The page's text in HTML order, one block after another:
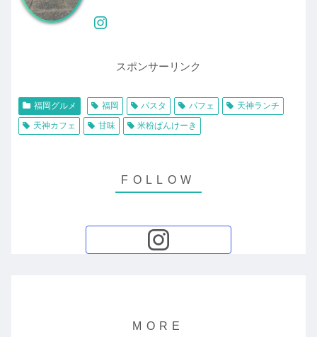
スポンサーリンク
福岡グルメ 福岡 パスタ パフェ
天神ランチ
天神カフェ
甘味 米粉ぱんけーき